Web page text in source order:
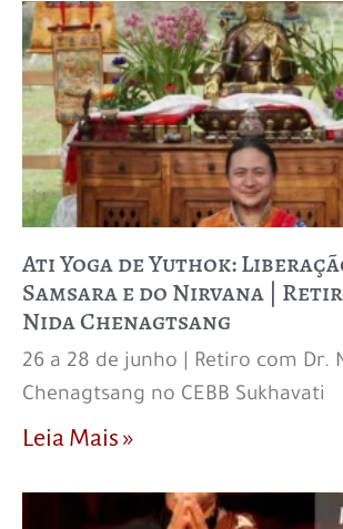
Ati Yoga de Yuthok:
Samsara e do Nirvana |
Nida Chenagtsang
26 a 28 de junho | Retiro com Dr.
Chenagtsang no CEBB Sukhavati
Leia Mais »